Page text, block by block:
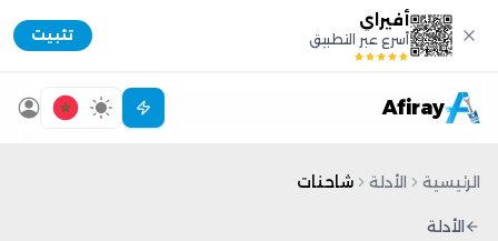
أفيراي
أسرع عبر التطبيق تثبيت
Afiray
الرئيسية الأدلة شاحنات
الأدلة